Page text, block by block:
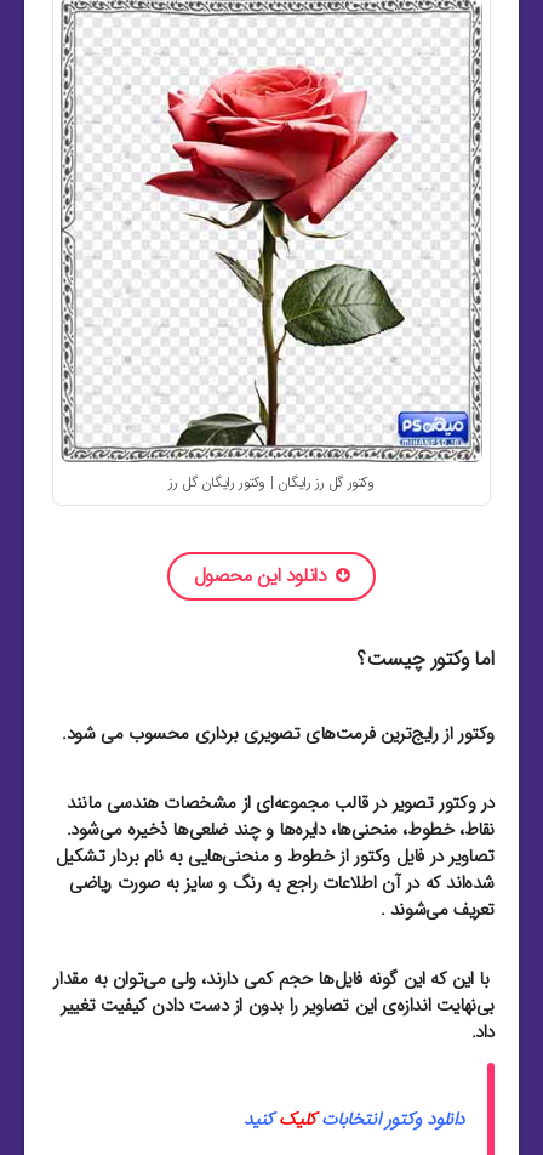
وکتور گل رز رایگان | وکتور رایگان گل رز
دانلود این محصول
اما وکتور چیست؟
وکتور از رایج‌ترین فرمت‌های تصویری برداری محسوب می شود.
در وکتور تصویر در قالب مجموعه‌ای از مشخصات هندسی مانند
نقاط، خطوط، منحنی‌ها، دایره‌ها و چند ضلعی‌ها ذخیره می‌شود.
تصاویر در فایل وکتور از خطوط و منحنی‌هایی به نام بردار تشکیل
شده‌اند که در آن اطلاعات راجع به رنگ و سایز به صورت ریاضی
تعریف می‌شوند .
با این که این گونه فایل‌ها حجم کمی دارند، ولی می‌توان به مقدار
بی‌نهایت اندازه‌ی این تصاویر را بدون از دست دادن کیفیت تغییر
داد.
دانلود وکتور انتخاباتکلیککنید